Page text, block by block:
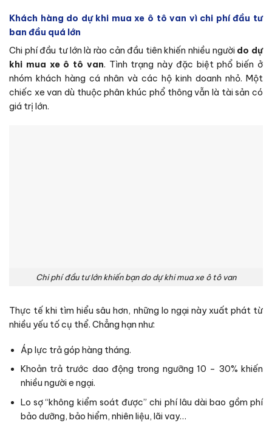
Khách hàng do dự khi mua xe ô tô van vì chi phí đầu tư
ban đầu quá lớn
Chi phí đầu tư lớn là rào cản đầu tiên khiến nhiều người do dự
khi mua xe ô tô van. Tình trạng này đặc biệt phổ biến ở
nhóm khách hàng cá nhân và các hộ kinh doanh nhỏ. Một
chiếc xe van dù thuộc phân khúc phổ thông vẫn là tài sản có
giá trị lớn.
Chi phí đầu tư lớn khiến bạn do dự khi mua xe ô tô van
Thực tế khi tìm hiểu sâu hơn, những lo ngại này xuất phát từ
nhiều yếu tố cụ thể. Chẳng hạn như:
Áp lực trả góp hàng tháng.
Khoản trả trước dao động trong ngưỡng 10 – 30% khiến
nhiều người e ngại.
Lo sợ “không kiểm soát được” chi phí lâu dài bao gồm phí
bảo dưỡng, bảo hiểm, nhiên liệu, lãi vay…